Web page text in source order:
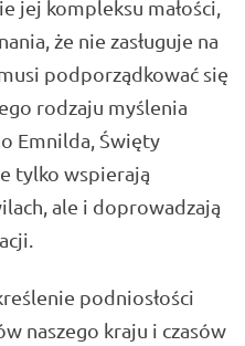
jej kompleksu małości,
że nie zasługuje na
podporządkować się
rodzaju myślenia
Emnilda, Święty
tylko wspierają
ale i doprowadzają
podniosłości
naszego kraju i czasów